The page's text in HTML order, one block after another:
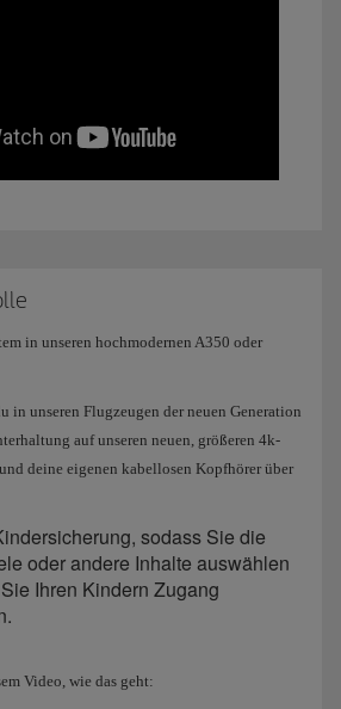
in unseren hochmodernen A350 oder
in unseren Flugzeugen der neuen Generation
auf unseren neuen, größeren 4k-
deine eigenen kabellosen Kopfhörer über
sodass Sie die
oder andere Inhalte auswählen
Ihren Kindern Zugang
Video, wie das geht: